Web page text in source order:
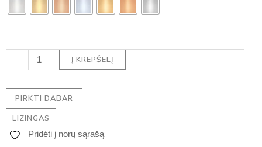
Į KREPŠELĮ
PIRKTI DABAR
LIZINGAS
Pridėti į norų sąrašą